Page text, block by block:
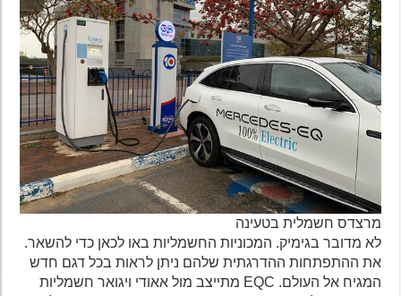
מרצדס חשמלית בטעינה
לא מדובר בגימיק. המכוניות החשמליות באו לכאן כדי להשאר.
את ההתפתחות ההדרגתית שלהם ניתן לראות בכל דגם חדש
המגיח אל העולם. EQC מתייצב מול אאודי ויגואר חשמליות